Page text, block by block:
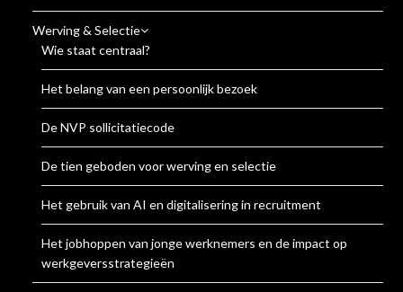
Werving & Selectie
Wie staat centraal?
Het belang van een persoonlijk bezoek
De NVP sollicitatiecode
De tien geboden voor werving en selectie
Het gebruik van AI en digitalisering in recruitment
Het jobhoppen van jonge werknemers en de impact op
werkgeversstrategieën